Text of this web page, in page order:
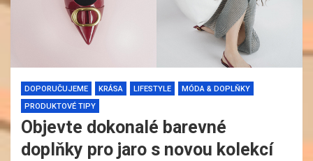
DOPORUČUJEME KRÁSA LIFESTYLE
MÓDA & DOPLŇKY
PRODUKTOVÉ TIPY
Objevte dokonalé barevné
doplňky pro jaro s novou kolekcí